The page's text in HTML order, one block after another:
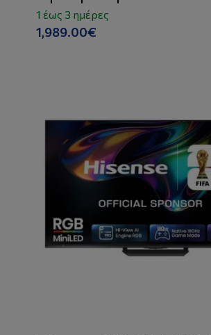
1 έως 3 ημέρες
1,989.00€